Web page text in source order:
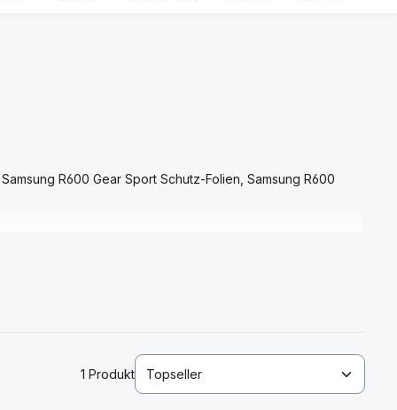
R600 Gear Sport Schutz-Folien, Samsung R600
1 Produkt